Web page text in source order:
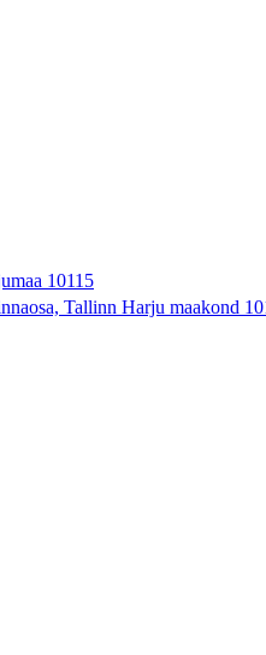
10115
Tallinn Harju maakond